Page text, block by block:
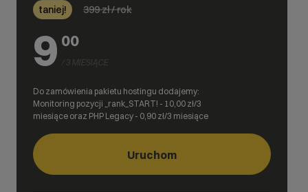
taniej! 399zł / rok
9 00
/ 3 MIESIĄCE
Do zamówienia pakietu hostingu dodajemy:
Monitoring pozycji _rank_START! - 10,00 zł/3
miesiące oraz PHP Legacy - 0,90 zł/3 miesiące
Uruchom